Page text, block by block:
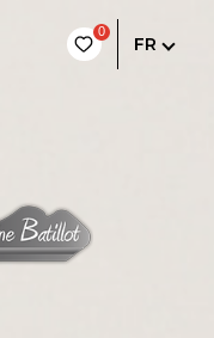
0
FR